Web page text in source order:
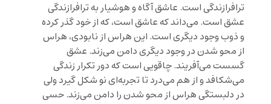
ترافرازندگی است. عاشق آگاه و هوشیار به ترافرازندگی
عشق است. می‌داند که عاشق است، که از خود گذر کرده
و ذوب وجود دیگری است. این هراس از نابودی، هراس
از محو شدن در وجود دیگری دامن می‌زند. عشق
گسست می‌آفریند. چاقویی است که دور تکرار زندگی
می‌شکافد و از هم می‌درد تا تجربه‌ای نو شکل گیرد ولی
در دلبستگی هراس از محو شدن را دامن می‌زند. حسی